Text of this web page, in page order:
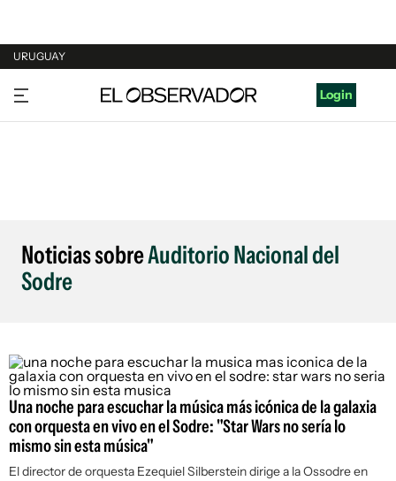
URUGUAY
URUGUAY
ARGENTINA
Login
Noticias sobreAuditorio Nacional del
Sodre
Una noche para escuchar la música más icónica de la galaxia
con orquesta en vivo en el Sodre: "Star Wars no sería lo
mismo sin esta música"
El director de orquesta Ezequiel Silberstein dirige a la Ossodre en